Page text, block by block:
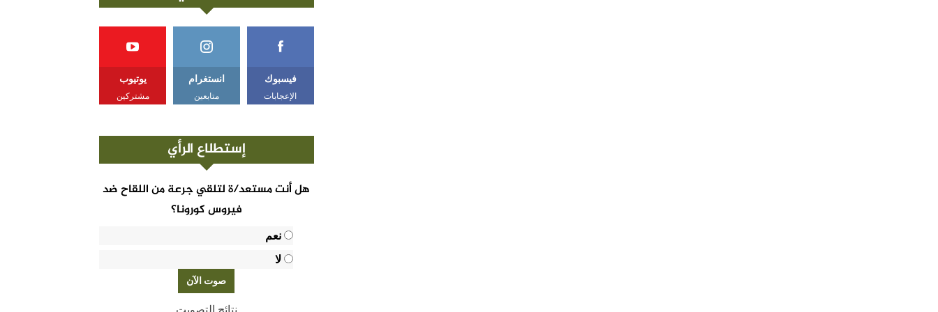
فيسبوك
الإعجابات
انستغرام
متابعين
يوتيوب
مشتركين
إستطلاع الرأي
هل أنت مستعد/ة لتلقي جرعة من اللقاح ضد
فيروس كورونا؟
نعم
لا